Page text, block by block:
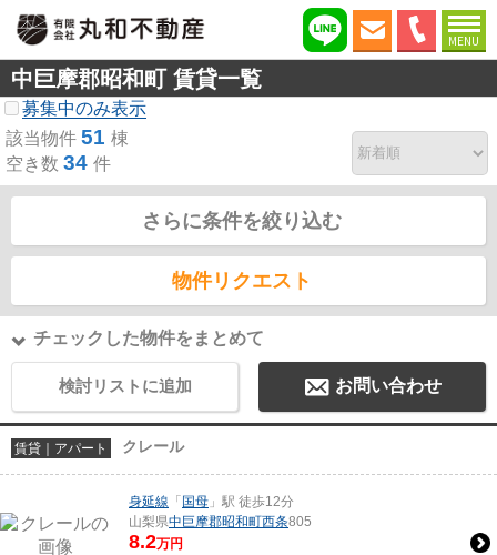
MENU
中巨摩郡昭和町 賃貸一覧
募集中のみ表示
該当物件 51 棟
空き数 34 件
さらに条件を絞り込む
物件リクエスト
チェックした物件をまとめて
検討リストに追加 お問い合わせ
賃貸｜アパート クレール
身延線 「 国母 」駅 徒歩12分
山梨県中巨摩郡昭和町西条805
8.2万円